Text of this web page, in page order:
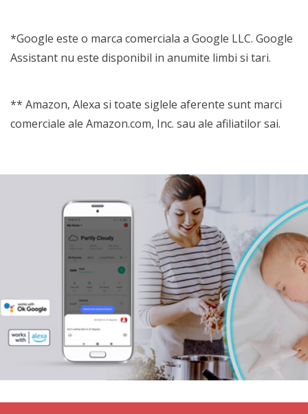
*Google este o marca comerciala a Google LLC. Google
Assistant nu este disponibil in anumite limbi si tari.
** Amazon, Alexa si toate siglele aferente sunt marci
comerciale ale Amazon.com, Inc. sau ale afiliatilor sai.